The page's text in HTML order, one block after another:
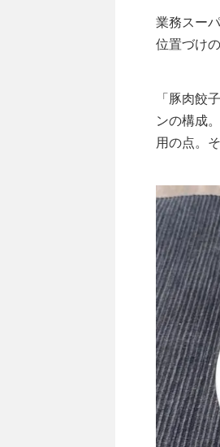
業務スー
位置づけ
「豚肉餃
ンの構成
用の点。